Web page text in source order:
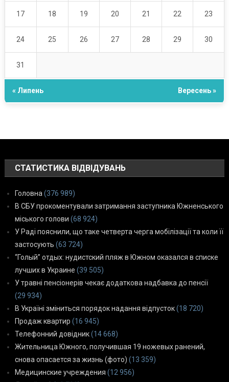
17 18 19 20 21 22 23
24 25 26 27 28 29 30
31
« Липень Вересень »
СТАТИСТИКА ВІДВІДУВАНЬ
Головна (376 989)
В СБУ прокоментували затримання заступника Южненського
міського голови (68 924)
У Раді пояснили, що таке четверта черга мобілізації та коли її
застосують (63 724)
“Голый” отдых: нудистский пляж в Южном оказался в списке
лучших в Украине (39 505)
У травні пенсіонерів чекає додаткова надбавка до пенсії
(29 934)
В Україні зміниться порядок надання відпусток(18 720)
Продаж квартир (16 945)
Телефонний довідник(14 668)
Жительница Южного, получившая 19 ножевых ранений,
снова опасается за жизнь (фото) (13 359)
Медицинские учреждения (12 956)